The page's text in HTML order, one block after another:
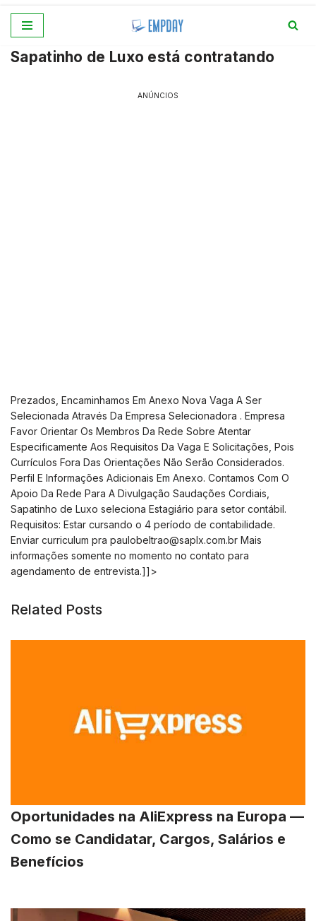
para
Sapatinho de Luxo está contratando
ANÚNCIOS
Prezados, Encaminhamos Em Anexo Nova Vaga A Ser
Selecionada Através Da Empresa Selecionadora . Empresa
Favor Orientar Os Membros Da Rede Sobre Atentar
Especificamente Aos Requisitos Da Vaga E Solicitações, Pois
Currículos Fora Das Orientações Não Serão Considerados.
Perfil E Informações Adicionais Em Anexo. Contamos Com O
Apoio Da Rede Para A Divulgação Saudações Cordiais,
Sapatinho de Luxo seleciona Estagiário para setor contábil.
Requisitos: Estar cursando o 4 período de contabilidade.
Enviar curriculum pra paulobeltrao@saplx.com.br Mais
informações somente no momento no contato para
agendamento de entrevista.]]>
Related Posts
Oportunidades na AliExpress na Europa —
Como se Candidatar, Cargos, Salários e
Benefícios